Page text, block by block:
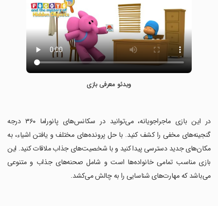
ویدئو معرفی بازی
‏در این بازی ماجراجویانه، می‌توانید در سکانس‌های پانوراما ۳۶۰ درجه
گنجینه‌های مخفی را کشف کنید. با حل پرونده‌های مختلف و یافتن اشیاء، به
مکان‌های جدید دسترسی پیدا کنید و با شخصیت‌های جذاب ملاقات کنید. این
بازی مناسب تمامی خانواده‌ها است و شامل صحنه‌های جذاب و متنوعی
می‌باشد که مهارت‌های شناسایی را به چالش می‌کشد.